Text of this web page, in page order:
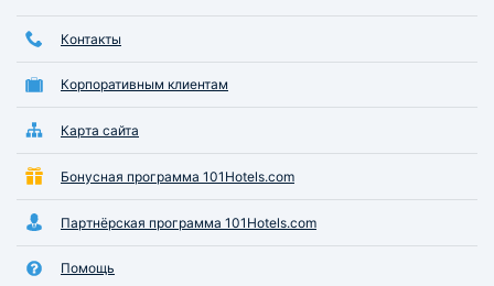
Контакты
Корпоративным клиентам
Карта сайта
Бонусная программа 101Hotels.com
Партнёрская программа 101Hotels.com
Помощь